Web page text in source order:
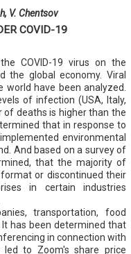
V. Chentsov
COVID-19
COVID-19 virus on the
the global economy. Viral
world have been analyzed.
of infection (USA, Italy,
of deaths is higher than the
that in response to
environmental
And based on a survey of
that the majority of
or discontinued their
in certain industries
transportation, food
has been determined that
in connection with
to Zoom's share price